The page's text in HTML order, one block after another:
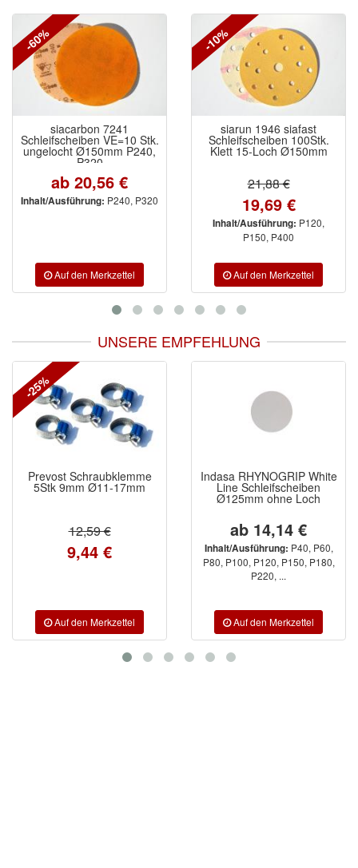
(2)
Wibeco
ZVG
siacarbon 7241
Schleifscheiben VE=10 Stk.
ungelocht Ø150mm P240,
P320
ab 20,56 €
Inhalt/Ausführung: P240, P320
-60%
siarun 1946 siafast
Schleifscheiben 100Stk.
Klett 15-Loch Ø150mm
21,88 €
19,69 €
Inhalt/Ausführung: P120,
P150, P400
-10%
UNSERE EMPFEHLUNG
Indasa RHYNOGRIP White
Line Schleifscheiben
ab 14,14 €
Inhalt/Ausführung:
P80, P100, P120, P150, P180,
Sundström
SR64 für Halbmaske
11,95 €
9,56 €
-20%